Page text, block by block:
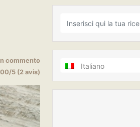
commento
5 (2 avis)
Italiano